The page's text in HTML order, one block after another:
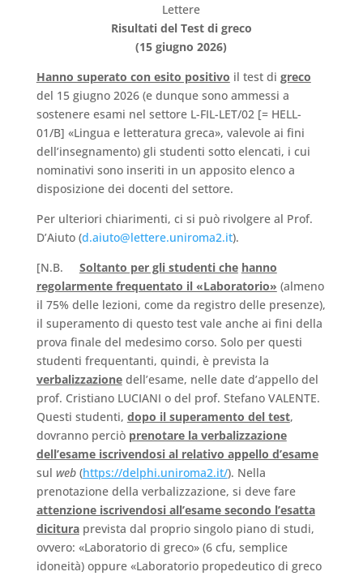
Lettere
Risultati del Test di greco
(15 giugno 2026)
Hanno superato con esito positivo il test di greco
del 15 giugno 2026 (e dunque sono ammessi a
sostenere esami nel settore L-FIL-LET/02 [= HELL-
01/B] «Lingua e letteratura greca», valevole ai fini
dell’insegnamento) gli studenti sotto elencati, i cui
nominativi sono inseriti in un apposito elenco a
disposizione dei docenti del settore.
Per ulteriori chiarimenti, ci si può rivolgere al Prof.
D’Aiuto (d.aiuto@lettere.uniroma2.it).
[N.B. Soltanto per gli studenti che hanno
regolarmente frequentato il «Laboratorio» (almeno
il 75% delle lezioni, come da registro delle presenze),
il superamento di questo test vale anche ai fini della
prova finale del medesimo corso. Solo per questi
studenti frequentanti, quindi, è prevista la
verbalizzazionedell’esame, nelle date d’appello del
prof. Cristiano LUCIANI o del prof. Stefano VALENTE.
Questi studenti, dopo il superamento del test,
dovranno perciò prenotare la verbalizzazione
dell’esame iscrivendosi al relativo appello d’esame
sul web(https://delphi.uniroma2.it/). Nella
prenotazione della verbalizzazione, si deve fare
attenzione iscrivendosi all’esame secondo l’esatta
dicituraprevista dal proprio singolo piano di studi,
ovvero: «Laboratorio di greco» (6 cfu, semplice
idoneità) oppure «Laboratorio propedeutico di greco